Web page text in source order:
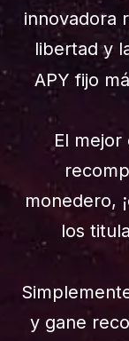
innovadora
libertad y
APY fijo
El
monedero,
los
y gane